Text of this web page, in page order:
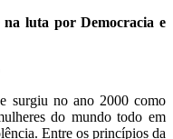
na luta por Democracia e
surgiu no ano 2000 como
do mundo todo em
Entre os princípios da